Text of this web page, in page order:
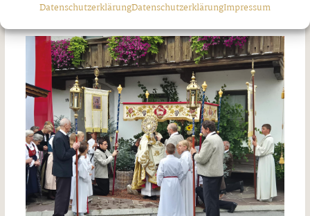
DatenschutzerklärungDatenschutzerklärungImpressum
Freitag, 7. August 2026